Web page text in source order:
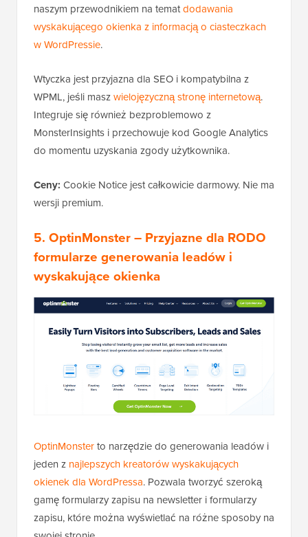
naszym przewodnikiem na tematdodawania
wyskakującego okienka z informacją o ciasteczkach
w WordPressie.
Wtyczka jest przyjazna dla SEO i kompatybilna z
WPML, jeśli maszwielojęzyczną stronę internetową.
Integruje się również bezproblemowo z
MonsterInsights i przechowuje kod Google Analytics
do momentu uzyskania zgody użytkownika.
Ceny: Cookie Notice jest całkowicie darmowy. Nie ma
wersji premium.
5. OptinMonster – Przyjazne dla RODO
formularze generowania leadów i
wyskakujące okienka
OptinMonsterto narzędzie do generowania leadów i
jeden z najlepszych kreatorów wyskakujących
okienek dla WordPressa. Pozwala tworzyć szeroką
gamę formularzy zapisu na newsletter i formularzy
zapisu, które można wyświetlać na różne sposoby na